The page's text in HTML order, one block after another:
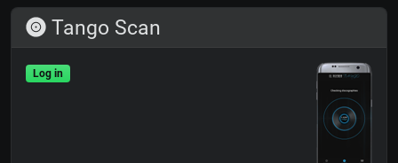
Tango Scan
Log in